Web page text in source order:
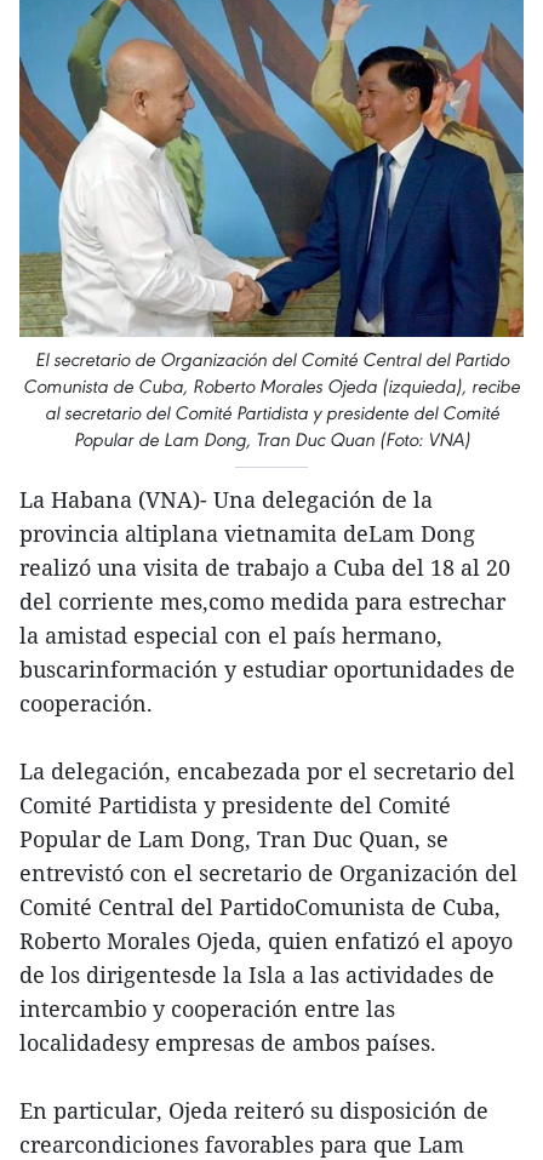
El secretario de Organización del Comité Central del Partido
Comunista de Cuba, Roberto Morales Ojeda (izquieda), recibe
al secretario del Comité Partidista y presidente del Comité
Popular de Lam Dong, Tran Duc Quan (Foto: VNA)
La Habana (VNA)- Una delegación de la
provincia altiplana vietnamita deLam Dong
realizó una visita de trabajo a Cuba del 18 al 20
del corriente mes,como medida para estrechar
la amistad especial con el país hermano,
buscarinformación y estudiar oportunidades de
cooperación.
La delegación, encabezada por el secretario del
Comité Partidista y presidente del Comité
Popular de Lam Dong, Tran Duc Quan, se
entrevistó con el secretario de Organización del
Comité Central del PartidoComunista de Cuba,
Roberto Morales Ojeda, quien enfatizó el apoyo
de los dirigentesde la Isla a las actividades de
intercambio y cooperación entre las
localidadesy empresas de ambos países.
En particular, Ojeda reiteró su disposición de
crearcondiciones favorables para que Lam